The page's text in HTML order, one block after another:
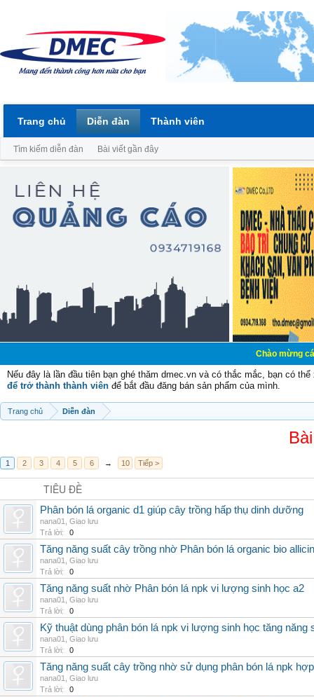
Chào mừng các bạn
Nếu đây là lần đầu tiên bạn ghé thăm dmec.vn và có thắc mắc, bạn có
để trở thành thành viên để bắt đầu đăng bán sản phẩm của mình.
Trang chủ Diễn đàn
1 2 3 4 5 6 → 10 Tiếp >
TIÊU ĐỀ
Phân bón lá organic d1 giúp cây trồng hấp thụ dinh dưỡng
nana01
Giao lưu
Trả lời:
0
Tăng năng suất cây trồng nhờ Phân bón lá organic bio allicin
nana01
Giao lưu
Trả lời:
0
Tăng năng suất nhờ Phân bón lá npk vi lượng sinh học a2
nana01
Giao lưu
Trả lời:
0
Kỹ thuật dùng phân bón lá npk vi lượng sinh học tăng năng
nana01
Giao lưu
Trả lời:
0
Tăng năng suất cây trồng nhờ sử dụng phân bón lá npk
nana01
Giao lưu
Trả lời:
0
Trang chủ Diễn đàn
Tìm kiếm diễn đàn Bài viết gần đây
Thành viên